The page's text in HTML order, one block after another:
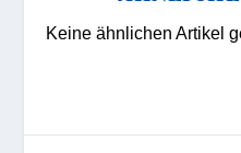
Keine ähnlichen Artikel